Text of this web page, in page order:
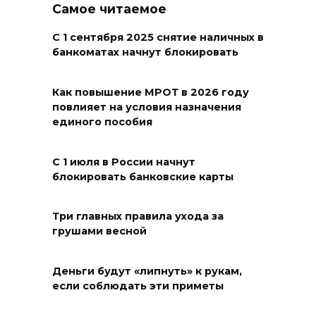
07 августа 2026 18:25
Меры поддержки после ЧС
На Дону обсудили
взаимодействие участников
период ЕДГ-2026
В Ростове доходный дом
специалисты
Самое читаемое
С 1 сентября 2025 снятие наличных в
банкоматах начнут блокировать
Как повышение МРОТ в 2026 году
повлияет на условия назначения
единого пособия
С 1 июля в России начнут
блокировать банковские карты
Три главных правила ухода за
грушами весной
Деньги будут «липнуть» к рукам,
если соблюдать эти приметы